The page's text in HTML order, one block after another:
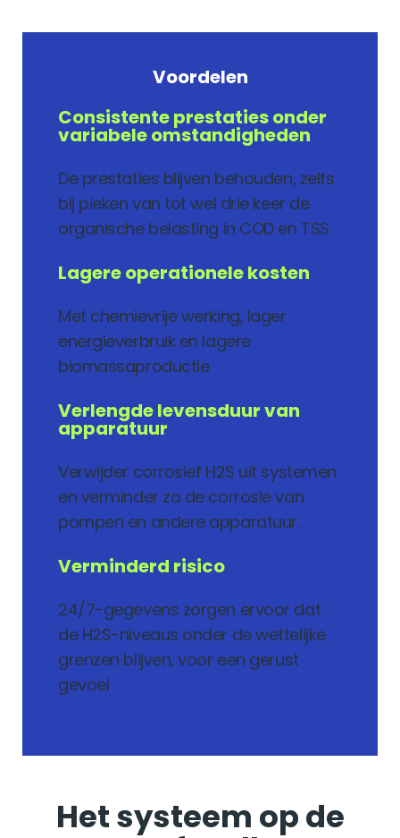
Voordelen
Consistente prestaties onder
variabele omstandigheden
De prestaties blijven behouden, zelfs
bij pieken van tot wel drie keer de
organische belasting in COD en TSS
Lagere operationele kosten
Met chemievrije werking, lager
energieverbruik en lagere
biomassaproductie
Verlengde levensduur van
apparatuur
Verwijder corrosief H2S uit systemen
en verminder zo de corrosie van
pompen en andere apparatuur.
Verminderd risico
24/7-gegevens zorgen ervoor dat
de H2S-niveaus onder de wettelijke
grenzen blijven, voor een gerust
gevoel
Het systeem op de